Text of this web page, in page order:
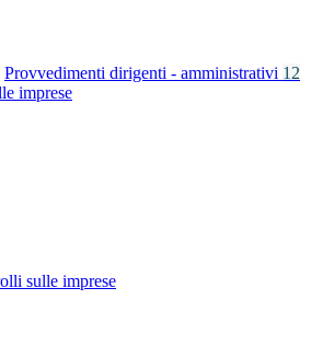
Provvedimenti dirigenti - amministrativi 12
imprese
sulle imprese